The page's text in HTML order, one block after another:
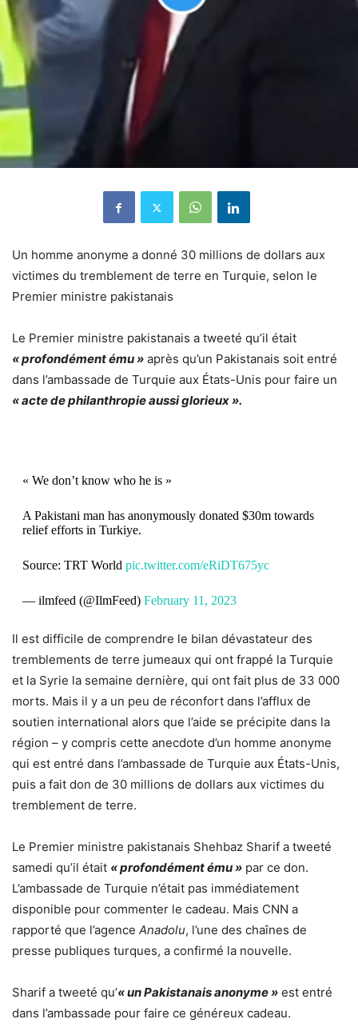
Un homme anonyme a donné 30 millions de dollars aux
victimes du tremblement de terre en Turquie, selon le
Premier ministre pakistanais
Le Premier ministre pakistanais a tweeté qu’il était
« profondément ému » après qu’un Pakistanais soit entré
dans l’ambassade de Turquie aux États-Unis pour faire un
« acte de philanthropie aussi glorieux ».
« We don’t know who he is »
A Pakistani man has anonymously donated $30m towards
relief efforts in Turkiye.
Source: TRT World pic.twitter.com/eRiDT675yc
— ilmfeed (@IlmFeed) February 11, 2023
Il est difficile de comprendre le bilan dévastateur des
tremblements de terre jumeaux qui ont frappé la Turquie
et la Syrie la semaine dernière, qui ont fait plus de 33 000
morts. Mais il y a un peu de réconfort dans l’afflux de
soutien international alors que l’aide se précipite dans la
région – y compris cette anecdote d’un homme anonyme
qui est entré dans l’ambassade de Turquie aux États-Unis,
puis a fait don de 30 millions de dollars aux victimes du
tremblement de terre.
Le Premier ministre pakistanais Shehbaz Sharif a tweeté
samedi qu’il était « profondément ému » par ce don.
L’ambassade de Turquie n’était pas immédiatement
disponible pour commenter le cadeau. Mais CNN a
rapporté que l’agence Anadolu, l’une des chaînes de
presse publiques turques, a confirmé la nouvelle.
Sharif a tweeté qu’« un Pakistanais anonyme » est entré
dans l’ambassade pour faire ce généreux cadeau.